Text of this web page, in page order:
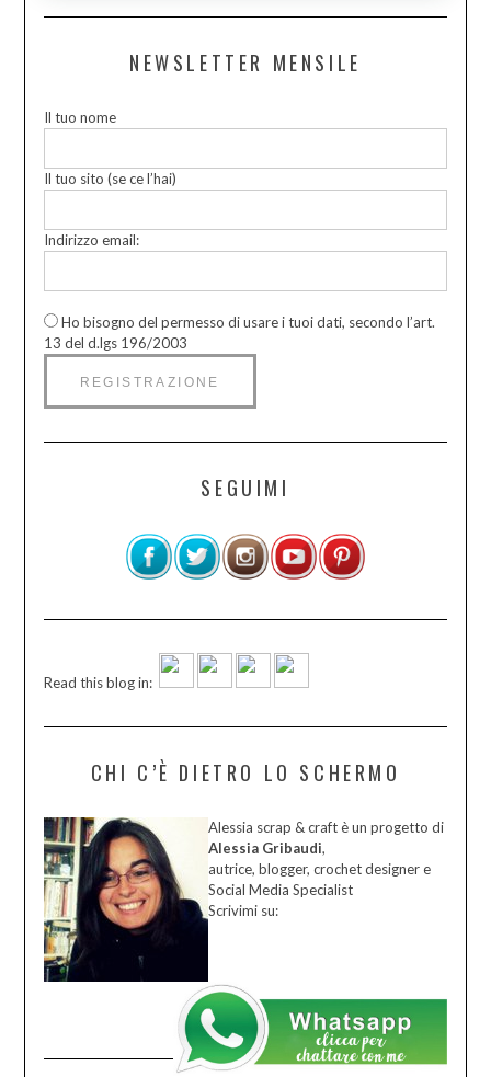
NEWSLETTER MENSILE
Il tuo nome
Il tuo sito (se ce l’hai)
Indirizzo email:
Ho bisogno del permesso di usare i tuoi dati, secondo l’art.
13 del d.lgs 196/2003
SEGUIMI
Read this blog in:
CHI C’È DIETRO LO SCHERMO
Alessia scrap & craft è un progetto di
Alessia Gribaudi,
autrice, blogger, crochet designer e
Social Media Specialist
Scrivimi su: